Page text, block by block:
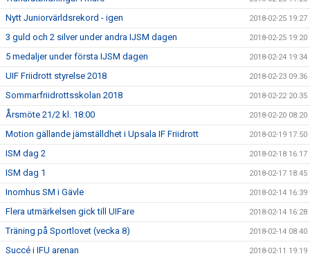
Nytt Juniorvärldsrekord - igen 2018-02-25 19:27
3 guld och 2 silver under andra IJSM dagen 2018-02-25 19:20
5 medaljer under första IJSM dagen 2018-02-24 19:34
UIF Friidrott styrelse 2018 2018-02-23 09:36
Sommarfriidrottsskolan 2018 2018-02-22 20:35
Årsmöte 21/2 kl. 18:00 2018-02-20 08:20
Motion gällande jämställdhet i Upsala IF Friidrott 2018-02-19 17:50
ISM dag 2 2018-02-18 16:17
ISM dag 1 2018-02-17 18:45
Inomhus SM i Gävle 2018-02-14 16:39
Flera utmärkelsen gick till UIFare 2018-02-14 16:28
Träning på Sportlovet (vecka 8) 2018-02-14 08:40
Succé i IFU arenan 2018-02-11 19:19